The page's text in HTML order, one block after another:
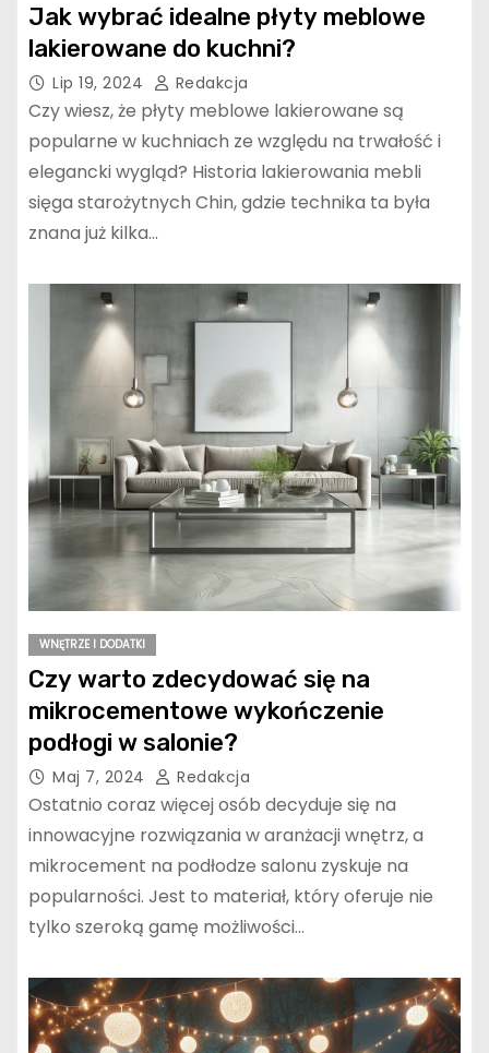
Jak wybrać idealne płyty meblowe
lakierowane do kuchni?
Lip 19, 2024 Redakcja
Czy wiesz, że płyty meblowe lakierowane są
popularne w kuchniach ze względu na trwałość i
elegancki wygląd? Historia lakierowania mebli
sięga starożytnych Chin, gdzie technika ta była
znana już kilka…
WNĘTRZE I DODATKI
Czy warto zdecydować się na
mikrocementowe wykończenie
podłogi w salonie?
Maj 7, 2024 Redakcja
Ostatnio coraz więcej osób decyduje się na
innowacyjne rozwiązania w aranżacji wnętrz, a
mikrocement na podłodze salonu zyskuje na
popularności. Jest to materiał, który oferuje nie
tylko szeroką gamę możliwości…